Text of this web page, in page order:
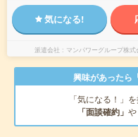
気になる!
派遣会社 マンパワーグループ株
興味があったら
「気になる！」
「面談確約」 や